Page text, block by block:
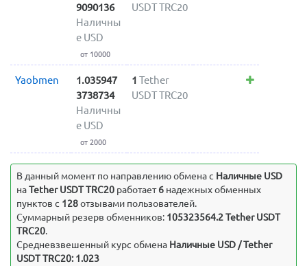
9090136
Наличны
е USD
от 10000
USDT TRC20
Yaobmen
1.035947
3738734
Наличны
е USD
от 2000
1 Tether
USDT TRC20
В данный момент по направлению обмена c Наличные USD
наTether USDT TRC20работает6надежных обменных
пунктов с 128отзывами пользователей.
Суммарный резерв обменников: 105323564.2 Tether USDT
TRC20.
Средневзвешенный курс обмена Наличные USD / Tether
USDT TRC20: 1.023